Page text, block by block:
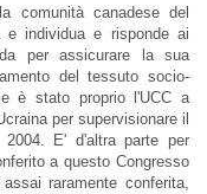
comunità canadese del
e individua e risponde ai
per assicurare la sua
del tessuto socio-
è stato proprio l'UCC a
per supervisionare il
E' d'altra parte per
a questo Congresso
raramente conferita,